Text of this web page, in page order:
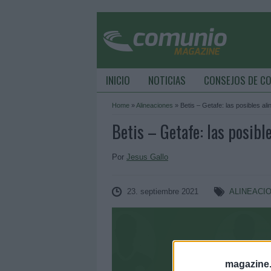
INICIO NOTICIAS CONSEJOS DE
Home »Alineaciones » Betis – Getafe: las posibles
Betis – Getafe: las
Por Jesus Gallo
23. septiembre 2021